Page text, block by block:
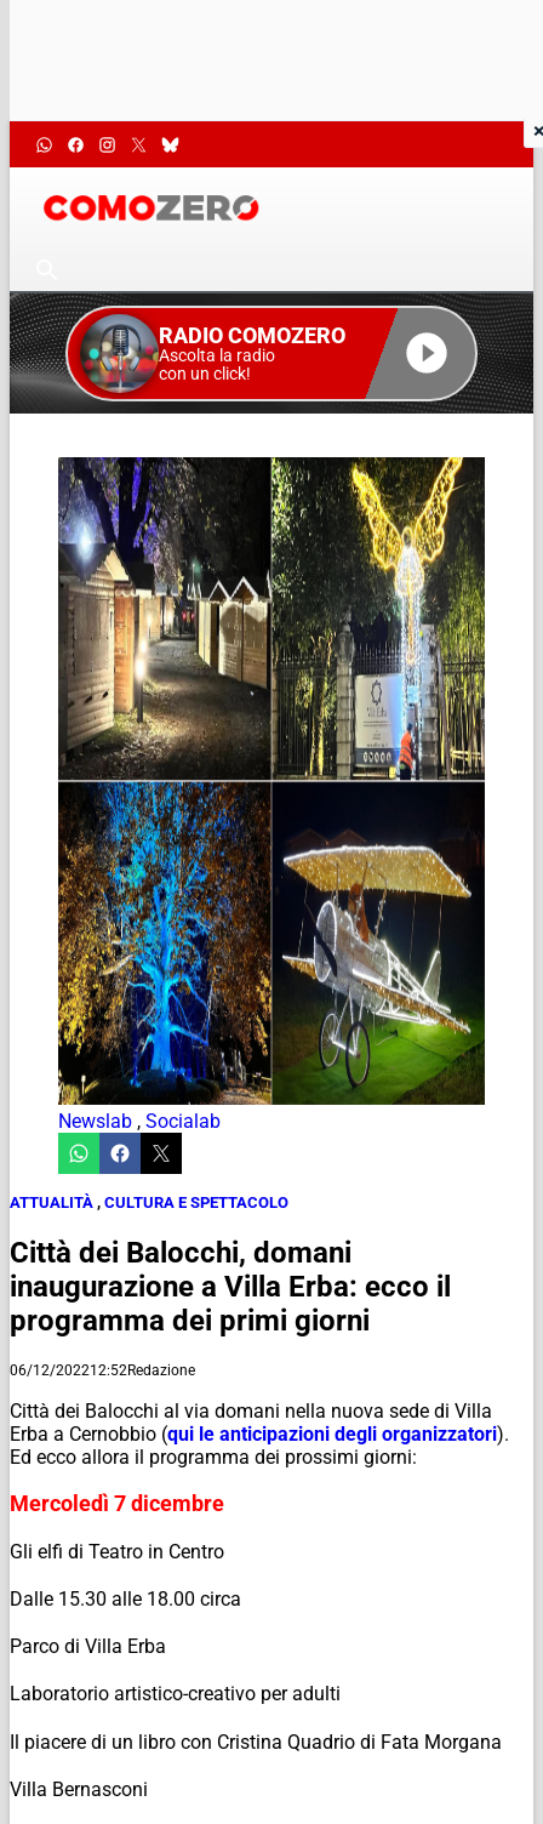
RADIO COMOZERO
Ascolta la radio
con un click!
Newslab , Socialab
ATTUALITÀ , CULTURA E SPETTACOLO
Città dei Balocchi, domani
inaugurazione a Villa Erba: ecco il
programma dei primi giorni
06/12/202212:52Redazione
Città dei Balocchi al via domani nella nuova sede di Villa
Erba a Cernobbio (qui le anticipazioni degli organizzatori).
Ed ecco allora il programma dei prossimi giorni:
Mercoledì 7 dicembre
Gli elfi di Teatro in Centro
Dalle 15.30 alle 18.00 circa
Parco di Villa Erba
Laboratorio artistico-creativo per adulti
Il piacere di un libro con Cristina Quadrio di Fata Morgana
Villa Bernasconi